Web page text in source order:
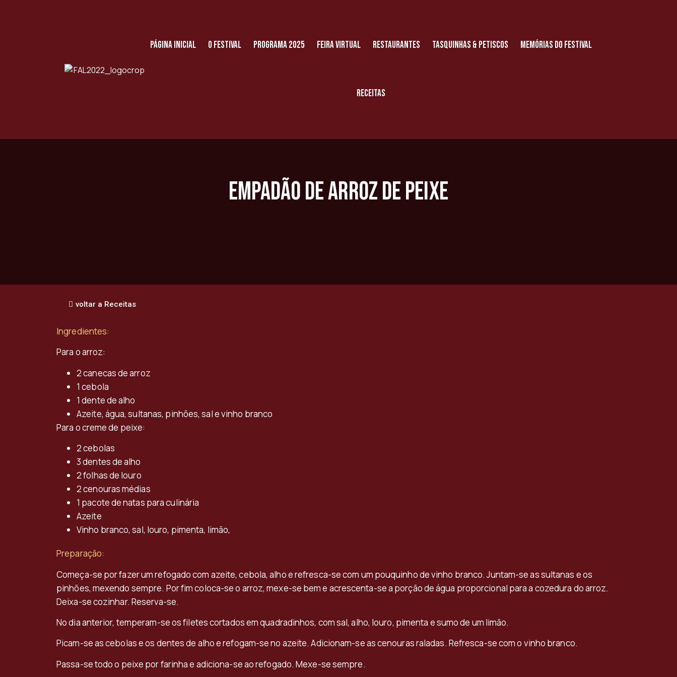
Página Inicial O Festival Programa 2025 Feira Virtual Restaurantes Tasquinhas & Petiscos Memórias do Festival
Receitas
Empadão de Arroz de Peixe
voltar a Receitas
Ingredientes:
Para o arroz:
2 canecas de arroz
1 cebola
1 dente de alho
Azeite, água, sultanas, pinhões, sal e vinho branco
Para o creme de peixe:
2 cebolas
3 dentes de alho
2 folhas de louro
2 cenouras médias
1 pacote de natas para culinária
Azeite
Vinho branco, sal, louro, pimenta, limão,
Preparação:
Começa-se por fazer um refogado com azeite, cebola, alho e refresca-se com um pouquinho de vinho branco. Juntam-se as sultanas e os
pinhões, mexendo sempre. Por fim coloca-se o arroz, mexe-se bem e acrescenta-se a porção de água proporcional para a cozedura do arroz.
Deixa-se cozinhar. Reserva-se.
No dia anterior, temperam-se os filetes cortados em quadradinhos, com sal, alho, louro, pimenta e sumo de um limão.
Picam-se as cebolas e os dentes de alho e refogam-se no azeite. Adicionam-se as cenouras raladas. Refresca-se com o vinho branco.
Passa-se todo o peixe por farinha e adiciona-se ao refogado. Mexe-se sempre.